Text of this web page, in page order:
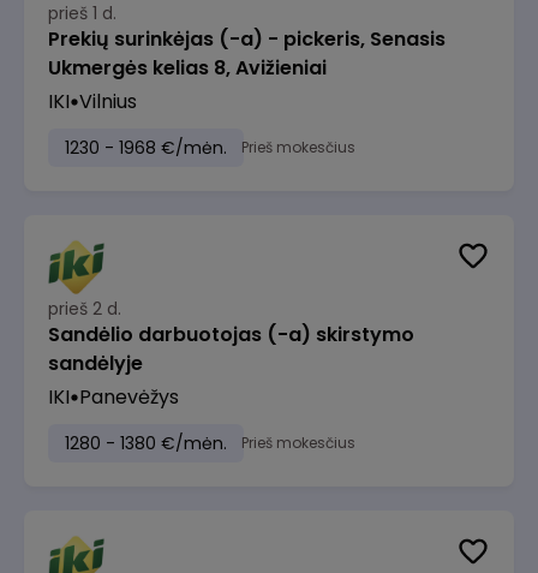
prieš 1 d.
Prekių surinkėjas (-a) - pickeris, Senasis
Ukmergės kelias 8, Avižieniai
IKI Vilnius
1230 - 1968 €/mėn. Prieš mokesčius
prieš 2 d.
Sandėlio darbuotojas (-a) skirstymo
sandėlyje
IKI Panevėžys
1280 - 1380 €/mėn. Prieš mokesčius